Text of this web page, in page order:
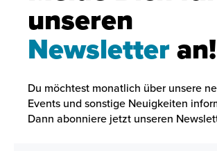
unseren
Newsletteran!
Du möchtest monatlich über unsere
Events und sonstige Neuigkeiten
Dann abonniere jetzt unseren